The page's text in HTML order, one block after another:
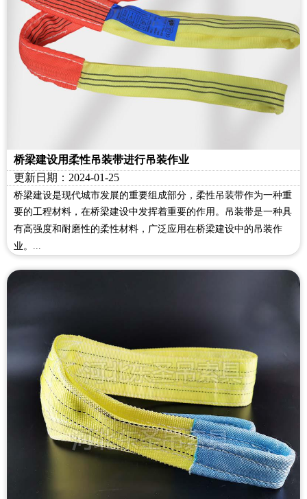
桥梁建设用柔性吊装带进行吊装作业
更新日期：2024-01-25
桥梁建设是现代城市发展的重要组成部分，柔性吊装带作为一种重
要的工程材料，在桥梁建设中发挥着重要的作用。吊装带是一种具
有高强度和耐磨性的柔性材料，广泛应用在桥梁建设中的吊装作
业。...